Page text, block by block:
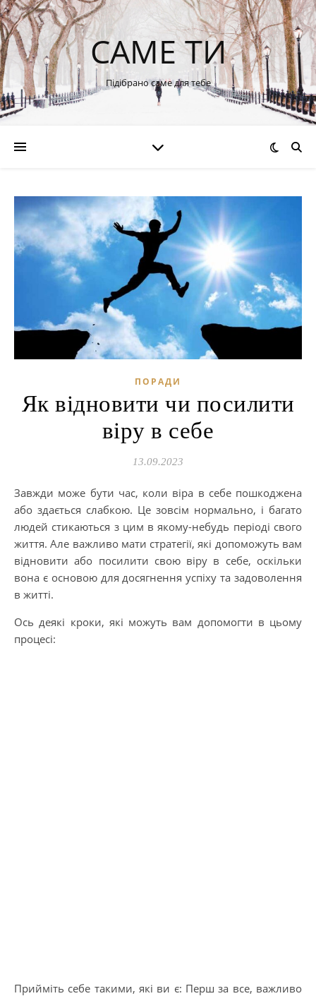
САМЕ ТИ
Підібрано саме для тебе
ПОРАДИ
Як відновити чи посилити
віру в себе
13.09.2023
Завжди може бути час, коли віра в себе пошкоджена
або здається слабкою. Це зовсім нормально, і багато
людей стикаються з цим в якому-небудь періоді свого
життя. Але важливо мати стратегії, які допоможуть вам
відновити або посилити свою віру в себе, оскільки
вона є основою для досягнення успіху та задоволення
в житті.
Ось деякі кроки, які можуть вам допомогти в цьому
процесі:
Прийміть себе такими, які ви є: Перш за все, важливо